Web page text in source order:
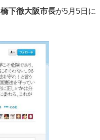
橋下徹大阪市長が5月5日に